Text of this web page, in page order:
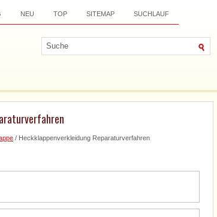
NEU TOP SITEMAP SUCHLAUF
/ Heckklappenverkleidung Reparaturverfahren